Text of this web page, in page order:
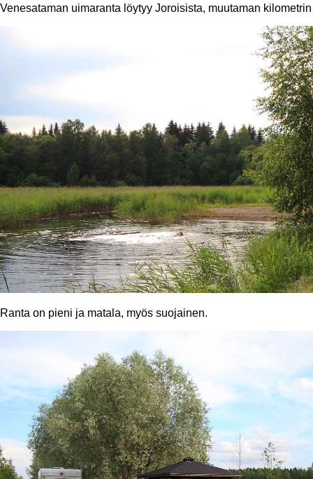
Venesataman uimaranta löytyy Joroisista, muutaman
Ranta on pieni ja matala, myös suojainen.